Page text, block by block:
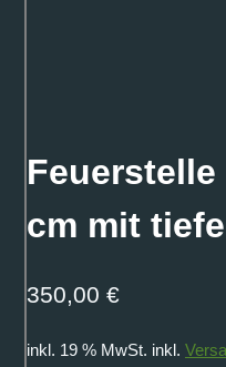
cm mit
350,00 €
inkl. 19 % MwSt. inkl.